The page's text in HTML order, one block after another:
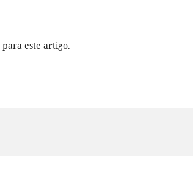
para este artigo.